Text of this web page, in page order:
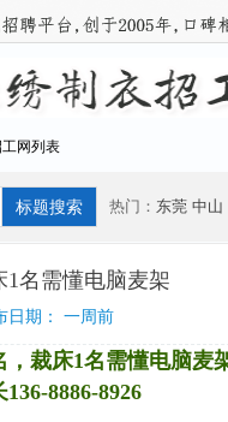
网列表
热门： 东莞 中山
1名需懂电脑麦架
期： 一周前
裁床1名需懂电脑麦
8886-8926